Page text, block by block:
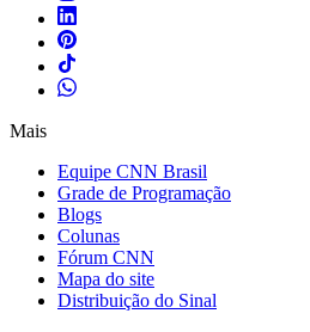
Mais
Equipe CNN Brasil
Grade de Programação
Blogs
Colunas
Fórum CNN
Mapa do site
Distribuição do Sinal